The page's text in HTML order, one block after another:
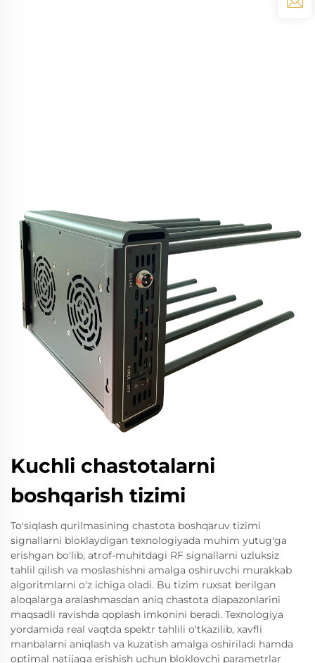
Kuchli chastotalarni
boshqarish tizimi
To'siqlash qurilmasining chastota boshqaruv tizimi
signallarni bloklaydigan texnologiyada muhim yutug'ga
erishgan bo'lib, atrof-muhitdagi RF signallarni uzluksiz
tahlil qilish va moslashishni amalga oshiruvchi murakkab
algoritmlarni o'z ichiga oladi. Bu tizim ruxsat berilgan
aloqalarga aralashmasdan aniq chastota diapazonlarini
maqsadli ravishda qoplash imkonini beradi. Texnologiya
yordamida real vaqtda spektr tahlili o'tkazilib, xavfli
manbalarni aniqlash va kuzatish amalga oshiriladi hamda
optimal natijaga erishish uchun bloklovchi parametrlar